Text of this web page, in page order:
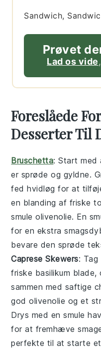
Sandwich,
Prøvet
Lad os vide
Foreslåede
Desserter Til
Bruschetta: Start med
er sprøde og gyldne.
fedhvidløg for at
en blanding af friske
smuleolivenolie. En
for en ekstra
bevare den sprøde
Caprese Skewers: Tag
friske basilikum blade,
sammen med saftige
godolivenolie og et
Drys med en smule
for at fremhæve
perfekte til at starte